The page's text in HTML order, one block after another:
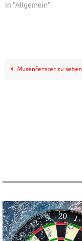
In "Allgemein"
Musenfenster zu sehen